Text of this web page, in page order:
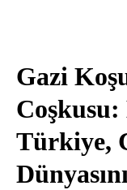
Gazi
Türkiye,